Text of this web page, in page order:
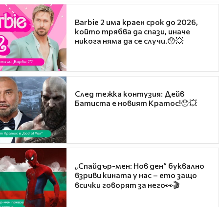
Barbie 2 има краен срок до 2026,
който трябва да спази, иначе
никога няма да се случи.😯💥
След тежка контузия: Дейв
Батиста е новият Кратос!😯💥
„Спайдър-мен: Нов ден“ буквално
взриви кината у нас – ето защо
всички говорят за него👀🎬